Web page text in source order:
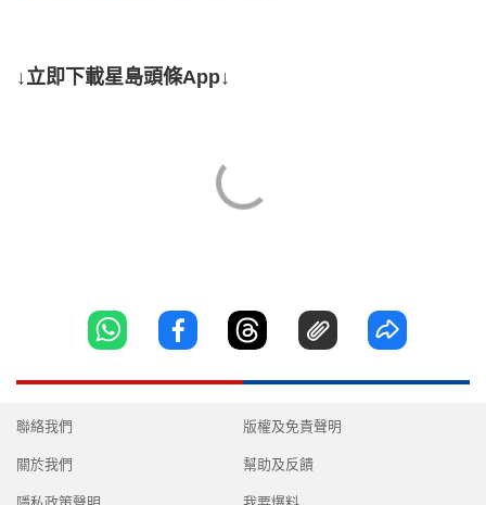
↓立即下載星島頭條App↓
聯絡我們
關於我們
版權及免責聲明
幫助及反饋